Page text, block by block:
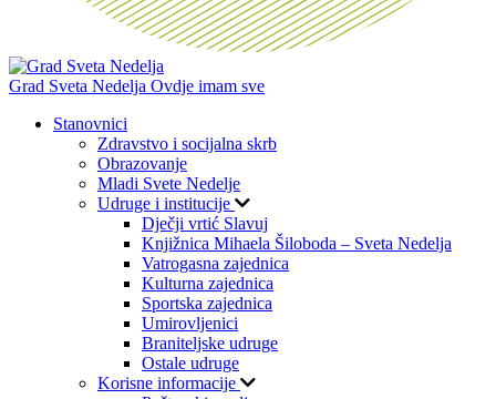
Grad Sveta Nedelja Ovdje imam sve
Stanovnici
Zdravstvo i socijalna skrb
Obrazovanje
Mladi Svete Nedelje
Udruge i institucije
Dječji vrtić Slavuj
Knjižnica Mihaela Šiloboda – Sveta Nedelja
Vatrogasna zajednica
Kulturna zajednica
Sportska zajednica
Umirovljenici
Braniteljske udruge
Ostale udruge
Korisne informacije